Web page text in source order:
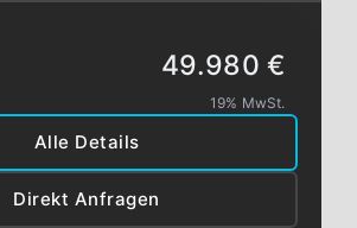
Alle Details
Direkt Anfragen
49.980 €
19% MwSt.